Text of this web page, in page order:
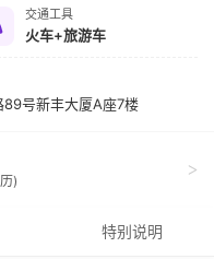
交通工具
火车+旅游车
号新丰大厦A座7楼
)
>
特别说明